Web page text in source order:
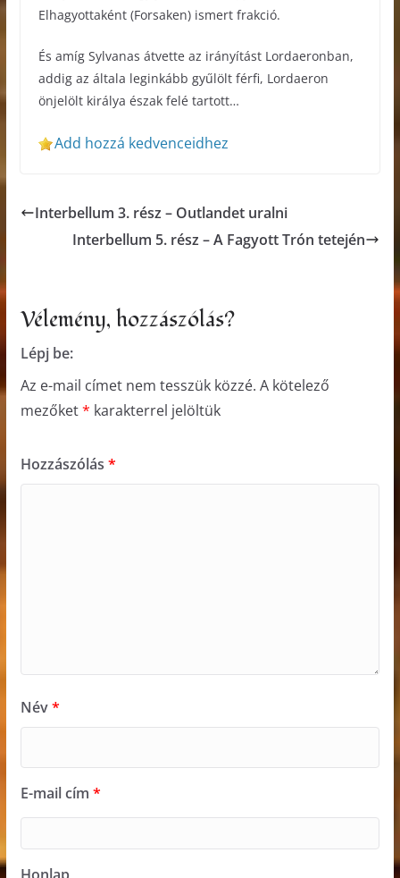
Elhagyottaként (Forsaken) ismert frakció.
És amíg Sylvanas átvette az irányítást Lordaeronban,
addig az általa leginkább gyűlölt férfi, Lordaeron
önjelölt királya észak felé tartott…
Add hozzá kedvenceidhez
Interbellum 3. rész – Outlandet uralni
Interbellum 5. rész – A Fagyott Trón tetején
Vélemény, hozzászólás?
Lépj be:
Az e-mail címet nem tesszük közzé. A kötelező
mezőket* karakterrel jelöltük
Hozzászólás *
Név*
E-mail cím *
Honlap